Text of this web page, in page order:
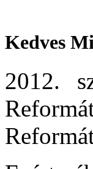
Kedves
2012.